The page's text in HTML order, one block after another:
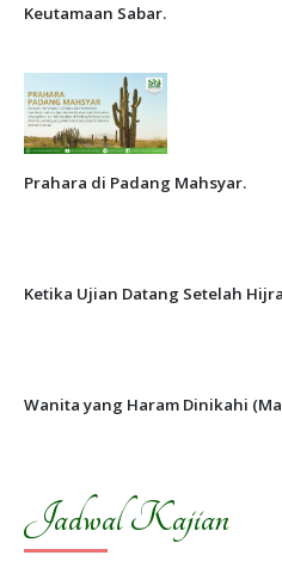
Keutamaan Sabar.
Prahara di Padang Mahsyar.
Ketika Ujian Datang Setelah
Wanita yang Haram Dinikahi
Jadwal Kajian